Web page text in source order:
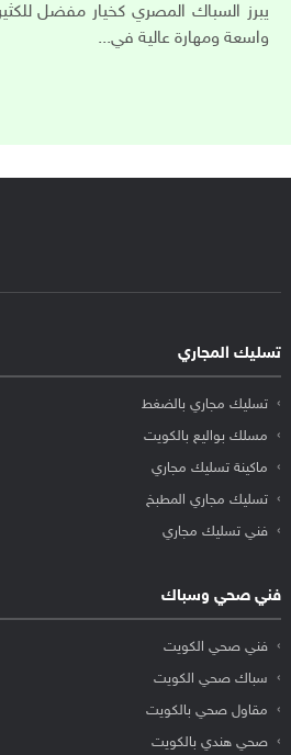
يبرز السباك المصري كخيار مفضل
واسعة ومهارة عالية في...
تسليك المجاري
تسليك مجاري بالضغط
مسلك بواليع بالكويت
ماكينة تسليك مجاري
تسليك مجاري المطبخ
فني تسليك مجاري
فني صحي وسباك
فني صحي الكويت
سباك صحي الكويت
مقاول صحي بالكويت
صحي هندي بالكويت